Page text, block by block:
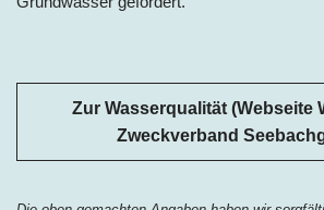
Zur Wasserqualität (Webseite
Zweckverband